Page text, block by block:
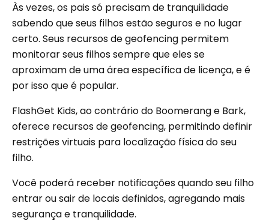
Às vezes, os pais só precisam de tranquilidade
sabendo que seus filhos estão seguros e no lugar
certo. Seus recursos de geofencing permitem
monitorar seus filhos sempre que eles se
aproximam de uma área específica de licença, e é
por isso que é popular.
FlashGet Kids, ao contrário do Boomerang e Bark,
oferece recursos de geofencing, permitindo definir
restrições virtuais para localização física do seu
filho.
Você poderá receber notificações quando seu filho
entrar ou sair de locais definidos, agregando mais
segurança e tranquilidade.